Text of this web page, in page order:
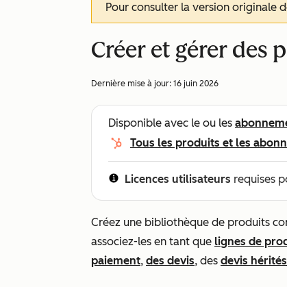
Pour consulter la version originale
Créer et gérer des
Dernière mise à jour: 16 juin 2026
Disponible avec le ou les
Tous les produits et les
Licences utilisateurs requises
Créez une bibliothèque de produits
associez-les en tant que lignes de
paiement, des devis, des devis hérités